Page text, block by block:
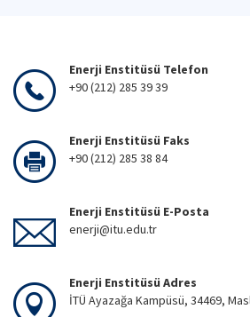
Enerji Enstitüsü Telefon
+90 (212) 285 39 39
Enerji Enstitüsü Faks
+90 (212) 285 38 84
Enerji Enstitüsü E-Posta
enerji@itu.edu.tr
Enerji Enstitüsü Adres
İTÜ Ayazağa Kampüsü, 34469,